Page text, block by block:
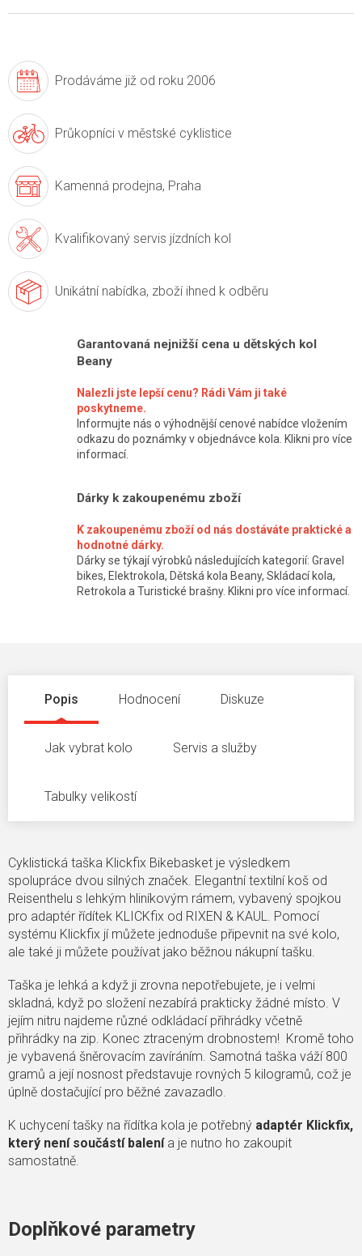
Prodáváme již od roku 2006
Průkopníci v městské cyklistice
Kamenná prodejna, Praha
Kvalifikovaný servis jízdních kol
Unikátní nabídka, zboží ihned k odběru
Garantovaná nejnižší cena u dětských kol
Beany
Nalezli jste lepší cenu? Rádi Vám ji také
poskytneme.
Informujte nás o výhodnější cenové nabídce vložením
odkazu do poznámky v objednávce kola. Klikni pro více
informací.
Dárky k zakoupenému zboží
K zakoupenému zboží od nás dostáváte praktické a
hodnotné dárky.
Dárky se týkají výrobků následujících kategorií: Gravel
bikes, Elektrokola, Dětská kola Beany, Skládací kola,
Retrokola a Turistické brašny. Klikni pro více informací.
Popis Hodnocení Diskuze
Jak vybrat kolo Servis a služby
Tabulky velikostí
Cyklistická taška Klickfix Bikebasket je výsledkem
spolupráce dvou silných značek. Elegantní textilní koš od
Reisenthelu s lehkým hliníkovým rámem, vybavený spojkou
pro adaptér řídítek KLICKfix od RIXEN & KAUL. Pomocí
systému Klickfix jí můžete jednoduše připevnit na své kolo,
ale také ji můžete používat jako běžnou nákupní tašku.
Taška je lehká a když ji zrovna nepotřebujete, je i velmi
skladná, když po složení nezabírá prakticky žádné místo. V
jejím nitru najdeme různé odkládací přihrádky včetně
přihrádky na zip. Konec ztraceným drobnostem! Kromě toho
je vybavená šněrovacím zavíráním. Samotná taška váží 800
gramů a její nosnost představuje rovných 5 kilogramů, což je
úplně dostačující pro běžné zavazadlo.
K uchycení tašky na řídítka kola je potřebný adaptér Klickfix,
který není součástí balení a je nutno ho zakoupit
samostatně.
Doplňkové parametry